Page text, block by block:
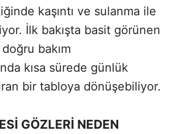
kaşıntı ve sulanma ile
İlk bakışta basit görünen
bakım
kısa sürede günlük
bir tabloya dönüşebiliyor.
GÖZLERİ NEDEN